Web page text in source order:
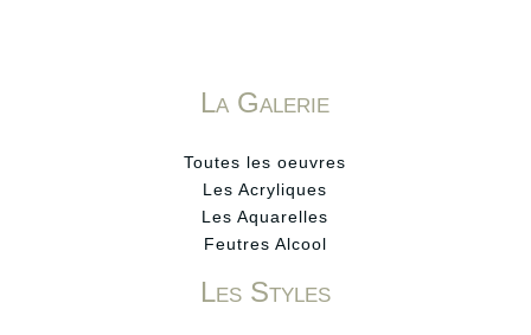
La Galerie
Toutes les oeuvres
Les Acryliques
Les Aquarelles
Feutres Alcool
Les Styles